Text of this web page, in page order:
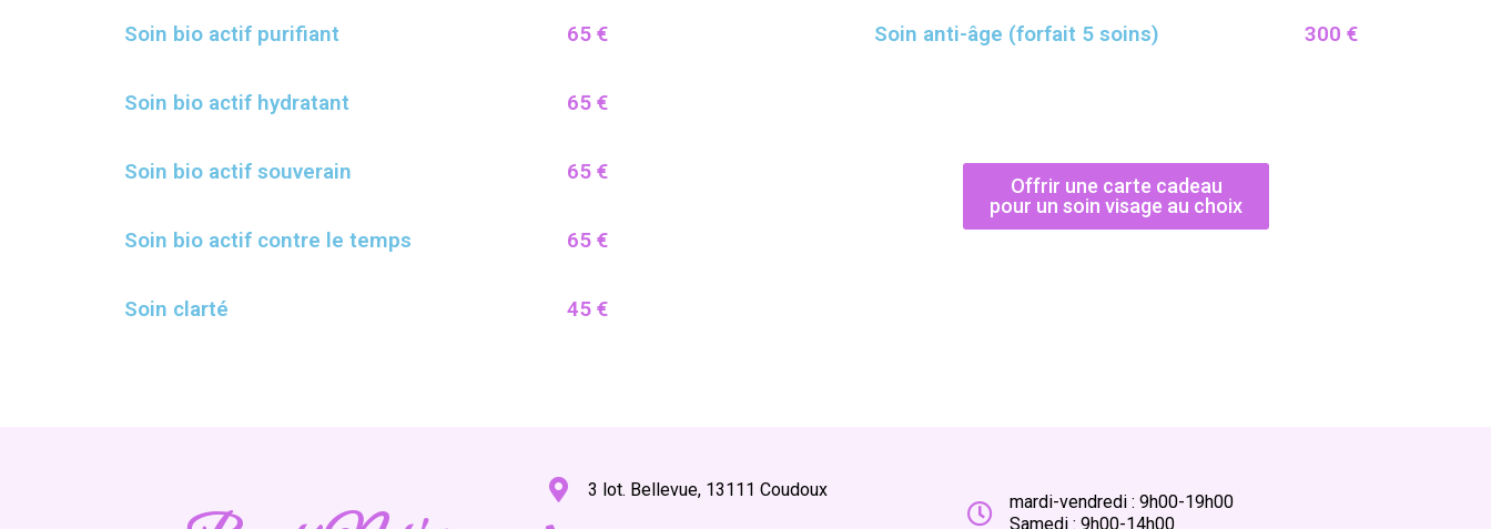
Soin bio actif purifiant 65 €
Soin bio actif hydratant 65 €
Soin bio actif souverain 65 €
Soin bio actif contre le temps 65 €
Soin clarté 45 €
Soin anti-âge (forfait 5 soins) 300 €
Offrir une carte cadeau
pour un soin visage au choix
3 lot. Bellevue, 13111 Coudoux
mardi-vendredi : 9h00-19h00
Samedi : 9h00-14h00